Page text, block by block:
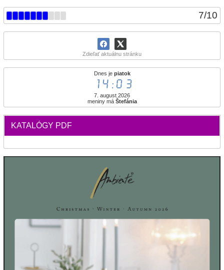
7/10
Zdieľať aktuálnu stránku
Dnes je piatok
14:03
7. august 2026
meniny má Štefánia
KATALÓGY PDF